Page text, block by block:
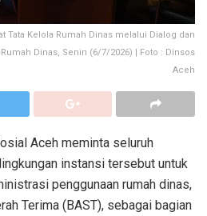
Tata Kelola Rumah Dinas melalui Dialog dan
Dinas, Senin (6/7/2026) | Foto : Dinsos
Aceh
Aceh meminta seluruh
instansi tersebut untuk
penggunaan rumah dinas,
Terima (BAST), sebagai bagian